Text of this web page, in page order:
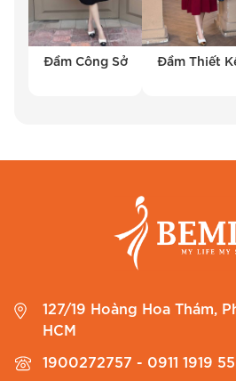
kếváy thiết kế tay bồng cổ
che đi phần bắp tay, một
những Chị em còn tự tin về
tinh ý thiết kế thêm túi hai
Đầm Công Sở Đầm Thiết
127/19 Hoàng Hoa Thám,
HCM
1900272757 - 0911 1919 55